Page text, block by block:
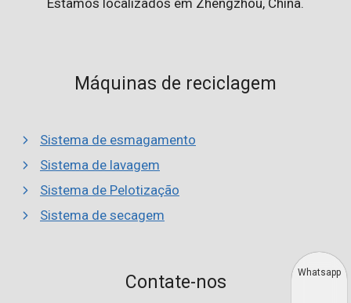
Estamos localizados em Zhengzhou, China.
Máquinas de reciclagem
Sistema de esmagamento
Sistema de lavagem
Sistema de Pelotização
Sistema de secagem
Contate-nos Whatsapp